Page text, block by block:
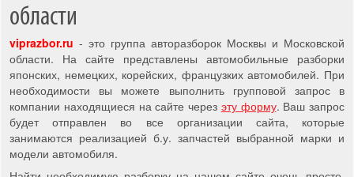
области
viprazbor.ru - это группа авторазборок Москвы и Московской
области. На сайте представлены автомобильные разборки
японских, немецких, корейских, французких автомобилей. При
необходимости вы можете выполнить групповой запрос в
компании находящиеся на сайте через эту форму. Ваш запрос
будет отправлен во все организации сайта, которые
занимаются реализацией б.у. запчастей выбранной марки и
модели автомобиля.